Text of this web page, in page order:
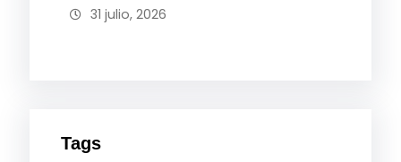
31 julio, 2026
Tags